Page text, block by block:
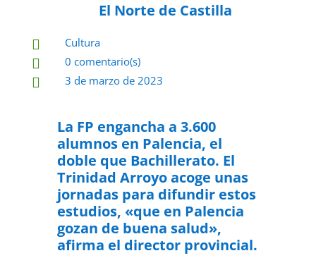
El Norte de Castilla
 Cultura
 0 comentario(s)
 3 de marzo de 2023
La FP engancha a 3.600
alumnos en Palencia, el
doble que Bachillerato. El
Trinidad Arroyo acoge unas
jornadas para difundir estos
estudios, «que en Palencia
gozan de buena salud»,
afirma el director provincial.